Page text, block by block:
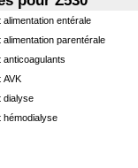
alimentation entérale
alimentation parentérale
anticoagulants
AVK
dialyse
hémodialyse